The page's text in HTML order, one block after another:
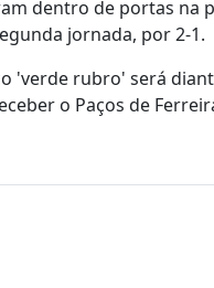
dentro de portas
jornada, por 2-1.
'verde rubro' será
o Paços de